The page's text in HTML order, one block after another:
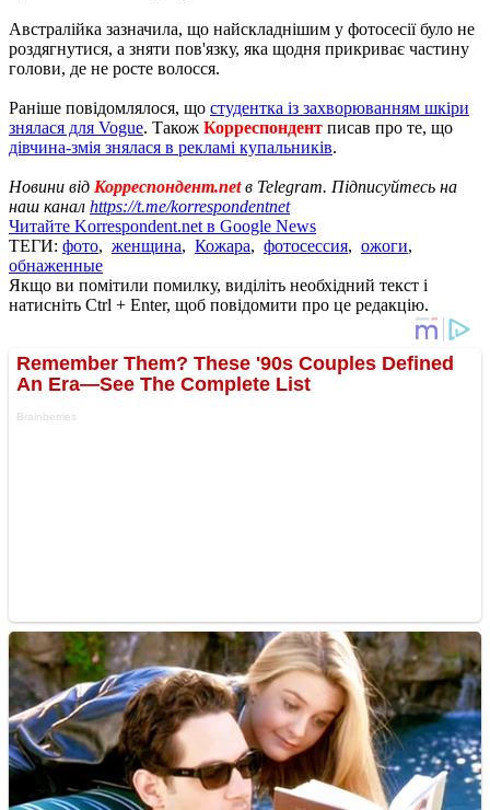
Австралійка зазначила, що найскладнішим у фотосесії було не
роздягнутися, а зняти пов'язку, яка щодня прикриває частину
голови, де не росте волосся.
Раніше повідомлялося, що студентка із захворюванням шкіри
знялася для Vogue. Також Корреспондент писав про те, що
дівчина-змія знялася в рекламі купальників.
Новини від Корреспондент.netв Telegram. Підписуйтесь на
наш канал https://t.me/korrespondentnet
Читайте Korrespondent.net в Google News
ТЕГИ: фото, женщина, Кожара, фотосессия, ожоги,
обнаженные
Якщо ви помітили помилку, виділіть необхідний текст і
натисніть Ctrl + Enter, щоб повідомити про це редакцію.